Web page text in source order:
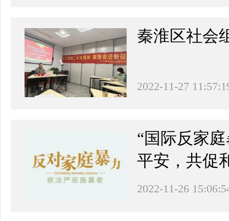
秦淮区社会
2022-11-27
“国际反家
平安，共促
2022-11-26